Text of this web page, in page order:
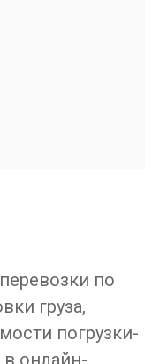
по
груза,
погрузки-
в онлайн-